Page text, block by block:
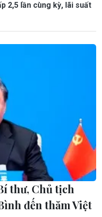
2,5 lần cùng kỳ, lãi suất
thư, Chủ tịch
đến thăm Việt